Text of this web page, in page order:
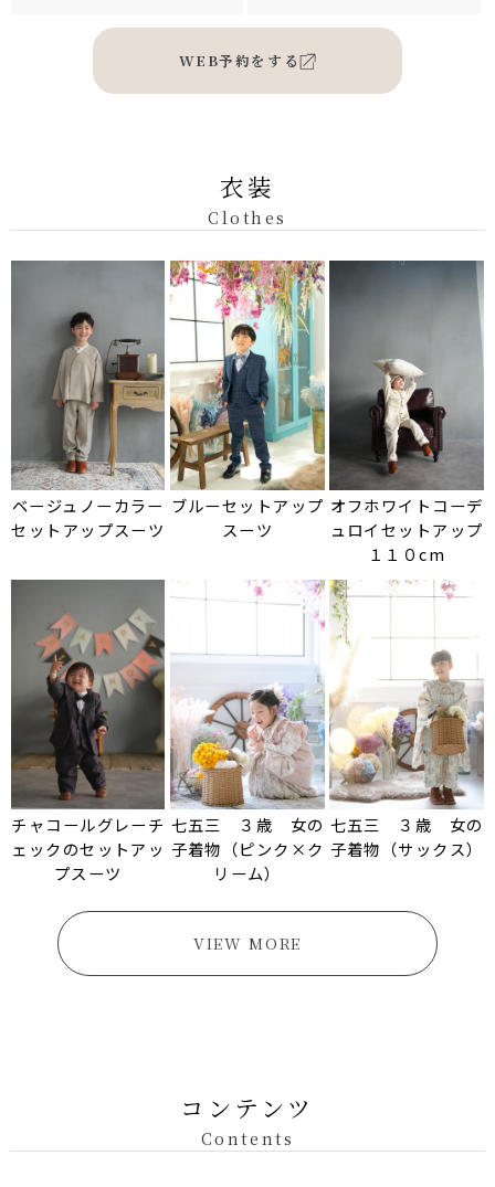
WEB予約をする
衣装
Clothes
ベージュノーカラー
セットアップスーツ
ブルーセットアップ
スーツ
オフホワイトコーデ
ュロイセットアップ
１１０cm
チャコールグレーチ
ェックのセットアッ
プスーツ
七五三 ３歳 女の
子着物（ピンク×ク
リーム）
七五三 ３歳 女の
子着物（サックス）
VIEW MORE
コンテンツ
Contents